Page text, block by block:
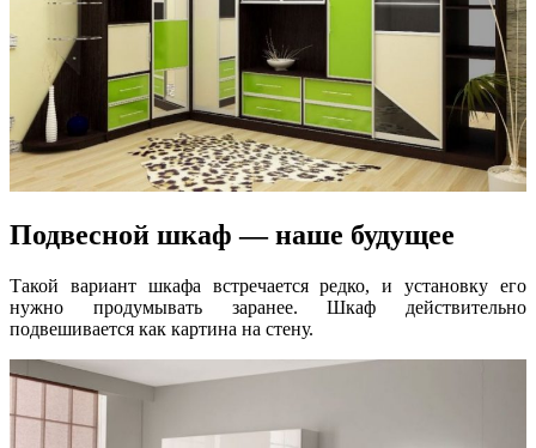
Подвесной шкаф — наше будущее
Такой вариант шкафа встречается редко, и установку его
нужно продумывать заранее. Шкаф действительно
подвешивается как картина на стену.